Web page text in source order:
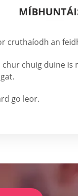
cruthaíodh an
chur chuig duine
go leor.